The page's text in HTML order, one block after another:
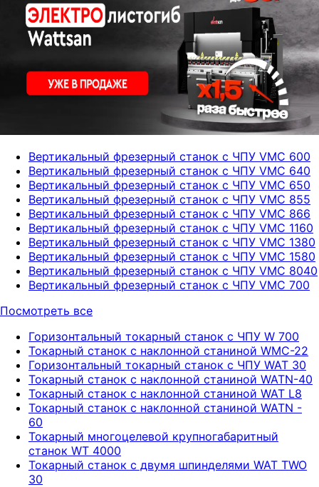
Вертикальный фрезерный станок с ЧПУ VMC 600
Вертикальный фрезерный станок с ЧПУ VMC 640
Вертикальный фрезерный станок с ЧПУ VMC 650
Вертикальный фрезерный станок с ЧПУ VMC 855
Вертикальный фрезерный станок с ЧПУ VMC 866
Вертикальный фрезерный станок с ЧПУ VMC 1160
Вертикальный фрезерный станок с ЧПУ VMC 1380
Вертикальный фрезерный станок с ЧПУ VMC 1580
Вертикальный фрезерный станок с ЧПУ VMC 8040
Вертикальный фрезерный станок c ЧПУ VMC 700
Посмотреть все
Горизонтальный токарный станок с ЧПУ W 700
Токарный станок с наклонной станиной WMC-22
Горизонтальный токарный станок с ЧПУ WAT 30
Токарный станок с наклонной станиной WATN-40
Токарный станок c наклонной станиной WAT L8
Токарный станок с наклонной станиной WATN -
60
Токарный многоцелевой крупногабаритный
станок WT 4000
Токарный станок с двумя шпинделями WAT TWO
30